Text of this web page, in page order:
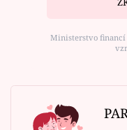
Ministerstvo financí